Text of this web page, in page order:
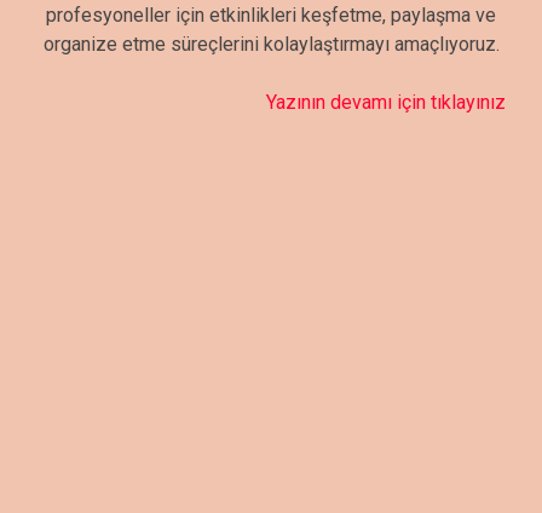
profesyoneller için etkinlikleri keşfetme, paylaşma ve
organize etme süreçlerini kolaylaştırmayı amaçlıyoruz.
Yazının devamı için tıklayınız